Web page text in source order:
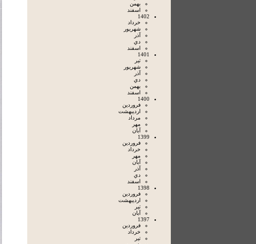
بهمن
اسفند
1402
خرداد
شهريور
آذر
دي
اسفند
1401
تير
شهريور
آذر
دي
بهمن
اسفند
1400
فروردين
ارديبهشت
مرداد
مهر
آبان
1399
فروردين
خرداد
مهر
آبان
آذر
دي
اسفند
1398
فروردين
ارديبهشت
تير
آبان
1397
فروردين
خرداد
تير